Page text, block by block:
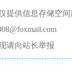
提供信息存储空
请向站长举报